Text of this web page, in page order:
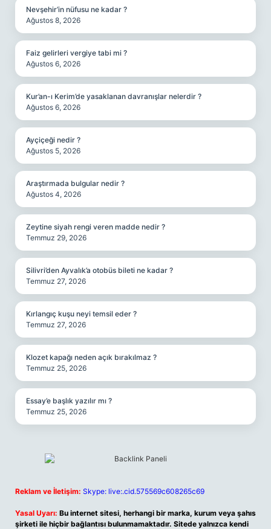
Nevşehir’in nüfusu ne kadar ?
Ağustos 8, 2026
Faiz gelirleri vergiye tabi mi ?
Ağustos 6, 2026
Kur’an-ı Kerim’de yasaklanan davranışlar nelerdir ?
Ağustos 6, 2026
Ayçiçeği nedir ?
Ağustos 5, 2026
Araştırmada bulgular nedir ?
Ağustos 4, 2026
Zeytine siyah rengi veren madde nedir ?
Temmuz 29, 2026
Silivri’den Ayvalık’a otobüs bileti ne kadar ?
Temmuz 27, 2026
Kırlangıç kuşu neyi temsil eder ?
Temmuz 27, 2026
Klozet kapağı neden açık bırakılmaz ?
Temmuz 25, 2026
Essay’e başlık yazılır mı ?
Temmuz 25, 2026
Reklam ve İletişim: Skype: live:.cid.575569c608265c69
Yasal Uyarı: Bu internet sitesi, herhangi bir marka, kurum veya şahıs
şirketi ile hiçbir bağlantısı bulunmamaktadır. Sitede yalnızca kendi